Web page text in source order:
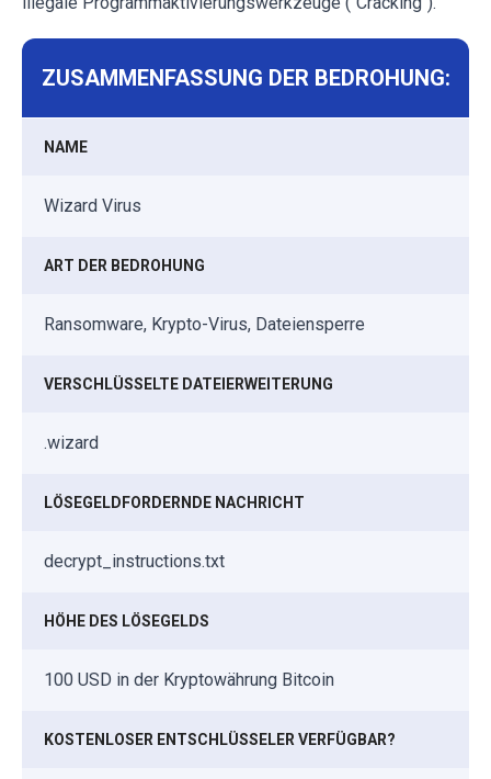
ZUSAMMENFASSUNG DER BEDROHUNG:
NAME
Wizard Virus
ART DER BEDROHUNG
Ransomware, Krypto-Virus, Dateiensperre
VERSCHLÜSSELTE DATEIERWEITERUNG
.wizard
LÖSEGELDFORDERNDE NACHRICHT
decrypt_instructions.txt
HÖHE DES LÖSEGELDS
100 USD in der Kryptowährung Bitcoin
KOSTENLOSER ENTSCHLÜSSELER VERFÜGBAR?